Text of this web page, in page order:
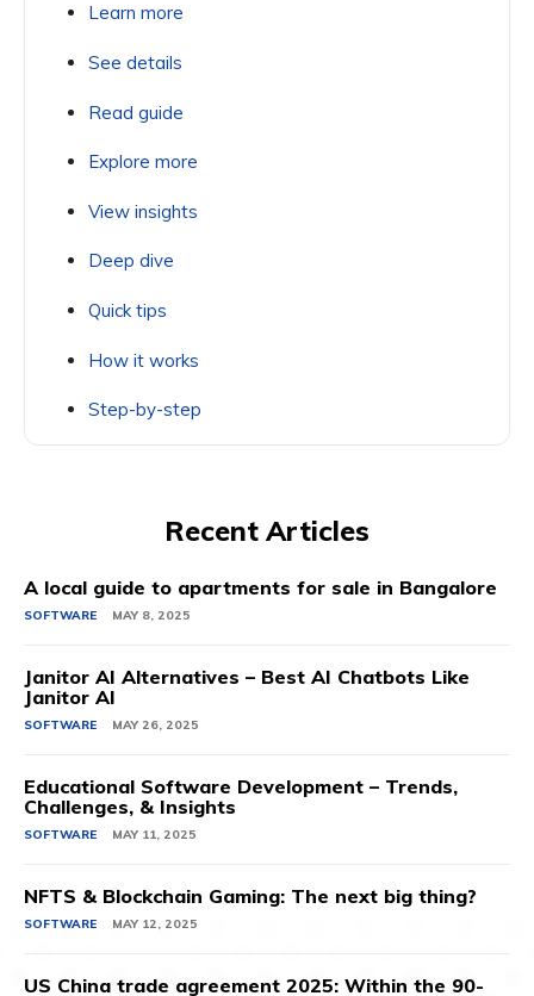
Learn more
See details
Read guide
Explore more
View insights
Deep dive
Quick tips
How it works
Step-by-step
Recent Articles
A local guide to apartments for sale in Bangalore
SOFTWARE MAY 8, 2025
Janitor AI Alternatives – Best AI Chatbots Like
Janitor AI
SOFTWARE MAY 26, 2025
Educational Software Development – Trends,
Challenges, & Insights
SOFTWARE MAY 11, 2025
NFTS & Blockchain Gaming: The next big thing?
SOFTWARE MAY 12, 2025
US China trade agreement 2025: Within the 90-